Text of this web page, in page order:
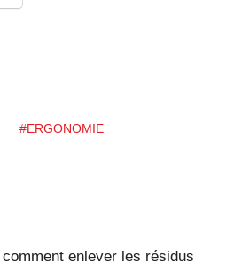
#ERGONOMIE
enlever les résidus